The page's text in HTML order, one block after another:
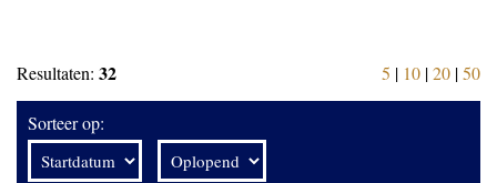
Resultaten: 32 5 | 10 |20 |50
Sorteer op: